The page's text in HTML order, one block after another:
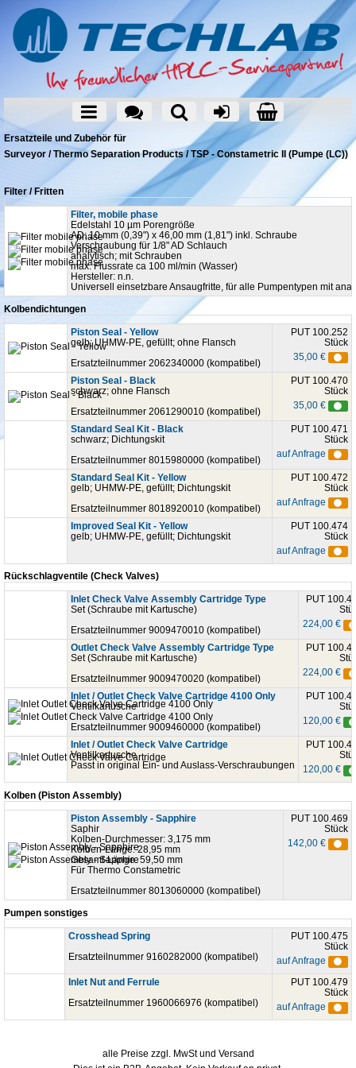
Ersatzteile und Zubehör für
Surveyor / Thermo Separation Products / TSP - Constametric II (Pumpe (LC))
Filter / Fritten
Filter, mobile phase
Edelstahl 10 µm Porengröße
AD: 10 mm (0,39") x 46,00 mm (1,81") inkl. Schraube
Verschraubung für 1/8" AD Schlauch
analytisch; mit Schrauben
max. Flussrate ca 100 ml/min (Wasser)
Hersteller: n.n.
Universell einsetzbare Ansaugfritte, für alle Pumpentypen mit
Kolbendichtungen
Piston Seal - Yellow
gelb; UHMW-PE, gefüllt; ohne Flansch
Ersatzteilnummer 2062340000 (kompatibel)
PUT 100.252
Stück
35,00 €
Piston Seal - Black
schwarz; ohne Flansch
Ersatzteilnummer 2061290010 (kompatibel)
PUT 100.470
Stück
35,00 €
Standard Seal Kit - Black
schwarz; Dichtungskit
Ersatzteilnummer 8015980000 (kompatibel)
PUT 100.471
Stück
auf Anfrage
Standard Seal Kit - Yellow
gelb; UHMW-PE, gefüllt; Dichtungskit
Ersatzteilnummer 8018920010 (kompatibel)
PUT 100.472
Stück
auf Anfrage
Improved Seal Kit - Yellow
gelb; UHMW-PE, gefüllt; Dichtungskit
PUT 100.474
Stück
auf Anfrage
Rückschlagventile (Check Valves)
Inlet Check Valve Assembly Cartridge Type
Set (Schraube mit Kartusche)
Ersatzteilnummer 9009470010 (kompatibel)
PUT
224,00 €
Outlet Check Valve Assembly Cartridge Type
Set (Schraube mit Kartusche)
Ersatzteilnummer 9009470020 (kompatibel)
PUT
224,00 €
Inlet / Outlet Check Valve Cartridge 4100 Only
Ventilkartusche
Ersatzteilnummer 9009460000 (kompatibel)
PUT
120,00 €
Inlet / Outlet Check Valve Cartridge
Ventilkartusche
Passt in original Ein- und Auslass-Verschraubungen
PUT
120,00 €
Kolben (Piston Assembly)
Piston Assembly - Sapphire
Saphir
Kolben-Durchmesser: 3,175 mm
Kolben-Länge: 28,95 mm
Gesamt-Länge: 59,50 mm
Für Thermo Constametric
Ersatzteilnummer 8013060000 (kompatibel)
PUT 100.469
Stück
142,00 €
Pumpen sonstiges
Crosshead Spring
Ersatzteilnummer 9160282000 (kompatibel)
PUT 100.475
Stück
auf Anfrage
Inlet Nut and Ferrule
Ersatzteilnummer 1960066976 (kompatibel)
PUT 100.479
Stück
auf Anfrage
alle Preise zzgl. MwSt und Versand